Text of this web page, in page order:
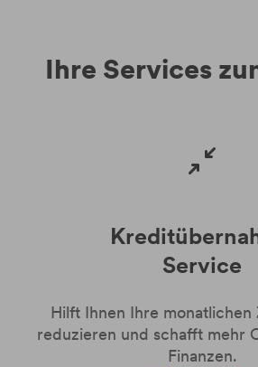
Ihre Services
Service
Hilft Ihnen Ihre monatlichen
reduzieren und schafft mehr
Finanzen.